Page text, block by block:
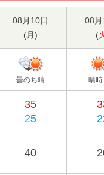
08月10日
(月)
08月
(
曇のち晴 晴
35
25
40